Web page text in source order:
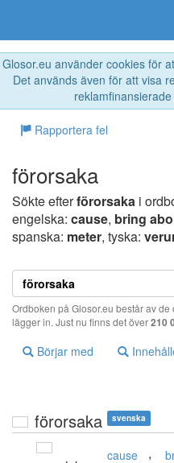
Glosor.eu använder cookies för
Det används även för att visa
Rapportera fel
förorsaka
Sökte efterförorsaka i
engelska: cause, bring
spanska: meter, tyska:
Ordboken på Glosor.eu består av
lägger in. Just nu finns det över210
Börjar med
förorsaka svenska
cause ,